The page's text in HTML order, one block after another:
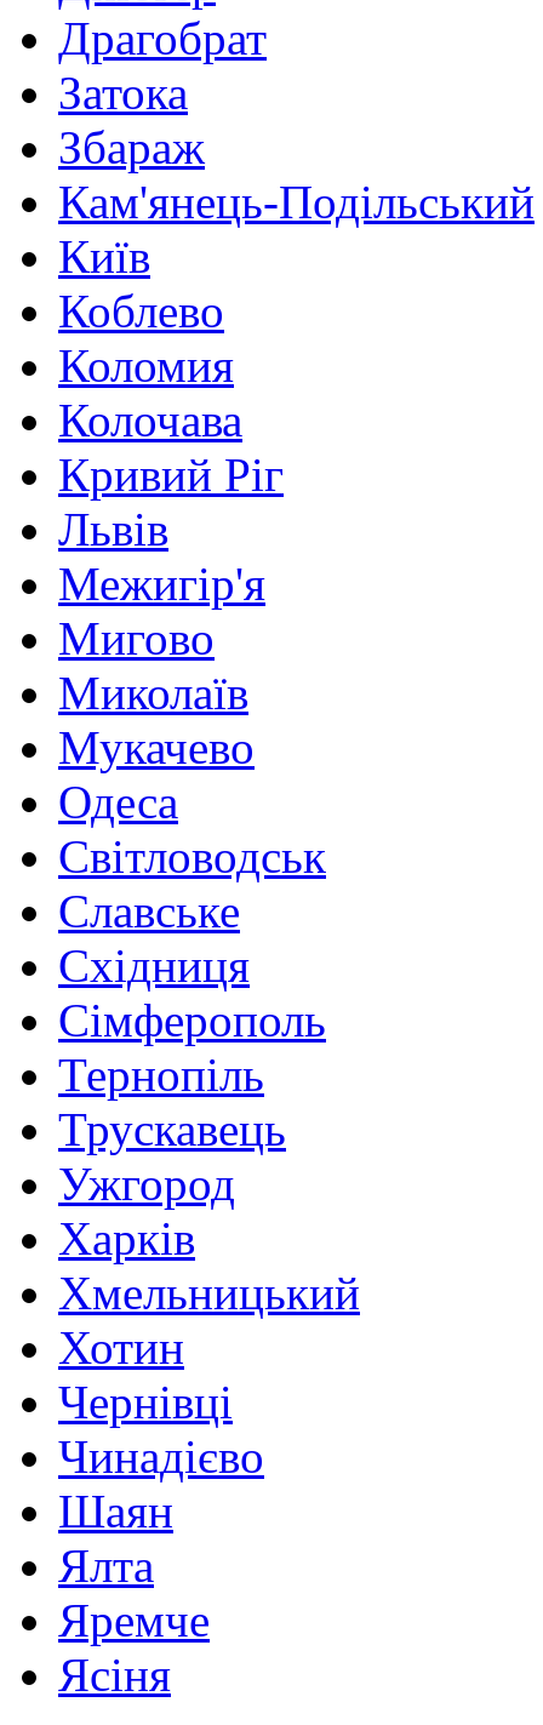
Драгобрат
Затока
Збараж
Кам'янець-Подільський
Київ
Коблево
Коломия
Колочава
Кривий Ріг
Львів
Межигір'я
Мигово
Миколаїв
Мукачево
Одеса
Світловодськ
Славське
Східниця
Сімферополь
Тернопіль
Трускавець
Ужгород
Харків
Хмельницький
Хотин
Чернівці
Чинадієво
Шаян
Ялта
Яремче
Ясіня